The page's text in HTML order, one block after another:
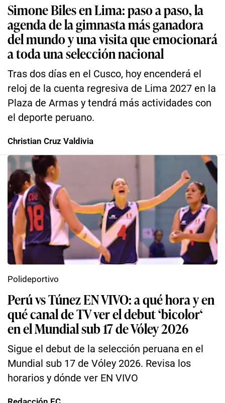
Simone Biles en Lima: paso a paso, la
agenda de la gimnasta más ganadora
del mundo y una visita que emocionará
a toda una selección nacional
Tras dos días en el Cusco, hoy encenderá el
reloj de la cuenta regresiva de Lima 2027 en la
Plaza de Armas y tendrá más actividades con
el deporte peruano.
Christian Cruz Valdivia
Perú vs Túnez EN VIVO: a qué hora y en
qué canal de TV ver el debut ‘bicolor‘
en el Mundial sub 17 de Vóley 2026
Sigue el debut de la selección peruana en el
Mundial sub 17 de Vóley 2026. Revisa los
horarios y dónde ver EN VIVO
Polideportivo